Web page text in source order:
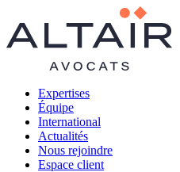
Expertises
Équipe
International
Actualités
Nous rejoindre
Espace client